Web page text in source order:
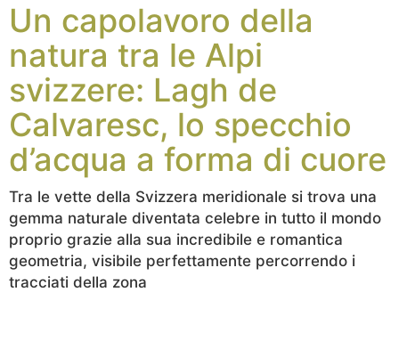
Un capolavoro della
natura tra le Alpi
svizzere: Lagh de
Calvaresc, lo specchio
d’acqua a forma di cuore
Tra le vette della Svizzera meridionale si trova una
gemma naturale diventata celebre in tutto il mondo
proprio grazie alla sua incredibile e romantica
geometria, visibile perfettamente percorrendo i
tracciati della zona